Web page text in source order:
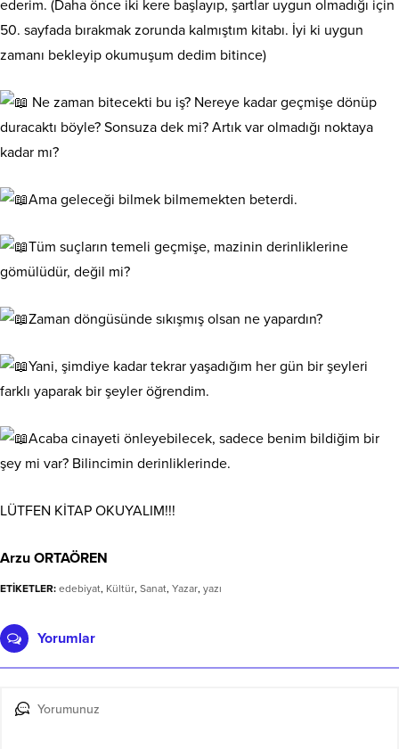
ederim. (Daha önce iki kere başlayıp, şartlar uygun olmadığı için
50. sayfada bırakmak zorunda kalmıştım kitabı. İyi ki uygun
zamanı bekleyip okumuşum dedim bitince)
Ne zaman bitecekti bu iş? Nereye kadar geçmişe dönüp
duracaktı böyle? Sonsuza dek mi? Artık var olmadığı noktaya
kadar mı?
Ama geleceği bilmek bilmemekten beterdi.
Tüm suçların temeli geçmişe, mazinin derinliklerine
gömülüdür, değil mi?
Zaman döngüsünde sıkışmış olsan ne yapardın?
Yani, şimdiye kadar tekrar yaşadığım her gün bir şeyleri
farklı yaparak bir şeyler öğrendim.
Acaba cinayeti önleyebilecek, sadece benim bildiğim bir
şey mi var? Bilincimin derinliklerinde.
LÜTFEN KİTAP OKUYALIM!!!
Arzu ORTAÖREN
ETİKETLER: edebiyat, Kültür, Sanat, Yazar, yazı
Yorumlar